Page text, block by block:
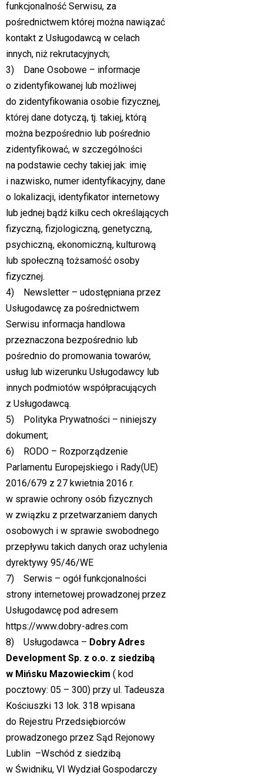
funkcjonalność Serwisu, za
pośrednictwem której można nawiązać
kontakt z Usługodawcą w celach
innych, niż rekrutacyjnych;
3) Dane Osobowe – informacje
o zidentyfikowanej lub możliwej
do zidentyfikowania osobie fizycznej,
której dane dotyczą, tj. takiej, którą
można bezpośrednio lub pośrednio
zidentyfikować, w szczególności
na podstawie cechy takiej jak: imię
i nazwisko, numer identyfikacyjny, dane
o lokalizacji, identyfikator internetowy
lub jednej bądź kilku cech określających
fizyczną, fizjologiczną, genetyczną,
psychiczną, ekonomiczną, kulturową
lub społeczną tożsamość osoby
fizycznej.
4) Newsletter – udostępniana przez
Usługodawcę za pośrednictwem
Serwisu informacja handlowa
przeznaczona bezpośrednio lub
pośrednio do promowania towarów,
usług lub wizerunku Usługodawcy lub
innych podmiotów współpracujących
z Usługodawcą.
5) Polityka Prywatności – niniejszy
dokument;
6) RODO – Rozporządzenie
Parlamentu Europejskiego i Rady(UE)
2016/679 z 27 kwietnia 2016 r.
w sprawie ochrony osób fizycznych
w związku z przetwarzaniem danych
osobowych i w sprawie swobodnego
przepływu takich danych oraz uchylenia
dyrektywy 95/46/WE
7) Serwis – ogół funkcjonalności
strony internetowej prowadzonej przez
Usługodawcę pod adresem
https://www.dobry-adres.com
8) Usługodawca – Dobry Adres
Development Sp. z o.o. z siedzibą
w Mińsku Mazowieckim ( kod
pocztowy: 05 – 300) przy ul. Tadeusza
Kościuszki 13 lok. 318 wpisana
do Rejestru Przedsiębiorców
prowadzonego przez Sąd Rejonowy
Lublin –Wschód z siedzibą
w Świdniku, VI Wydział Gospodarczy